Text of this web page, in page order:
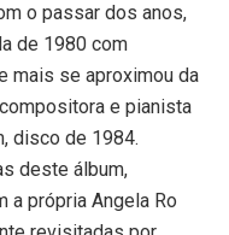
o passar dos anos,
de 1980 com
mais se aproximou da
e pianista
disco de 1984.
deste álbum,
a própria Angela Ro